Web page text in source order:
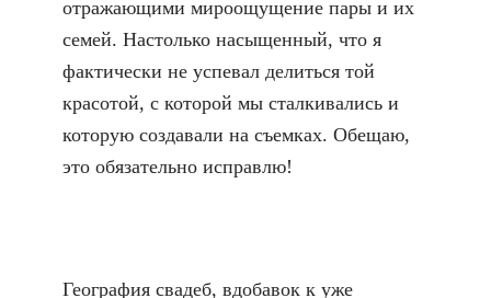
отражающими мироощущение пары и их
семей. Настолько насыщенный, что я
фактически не успевал делиться той
красотой, с которой мы сталкивались и
которую создавали на съемках. Обещаю,
это обязательно исправлю!
География свадеб, вдобавок к уже